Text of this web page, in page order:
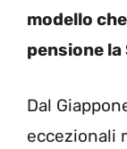
modello
pensione la
Dal
eccezionali